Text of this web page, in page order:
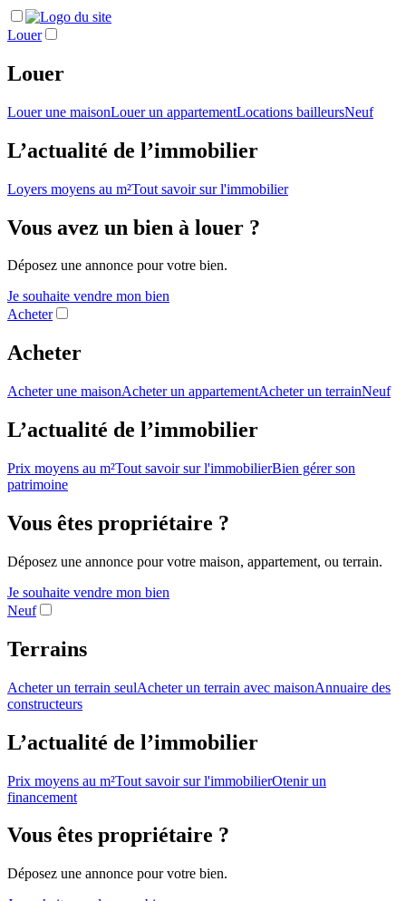
Louer
Louer
Louer une maisonLouer un appartementLocations bailleursNeuf
L’actualité de l’immobilier
Loyers moyens au m²Tout savoir sur l'immobilier
Vous avez un bien à louer ?
Déposez une annonce pour votre bien.
Je souhaite vendre mon bien
Acheter
Acheter
Acheter une maisonAcheter un appartementAcheter un terrainNeuf
L’actualité de l’immobilier
Prix moyens au m²Tout savoir sur l'immobilierBien gérer son
patrimoine
Vous êtes propriétaire ?
Déposez une annonce pour votre maison, appartement, ou terrain.
Je souhaite vendre mon bien
Neuf
Terrains
Acheter un terrain seulAcheter un terrain avec maisonAnnuaire des
constructeurs
L’actualité de l’immobilier
Prix moyens au m²Tout savoir sur l'immobilierOtenir un
financement
Vous êtes propriétaire ?
Déposez une annonce pour votre bien.